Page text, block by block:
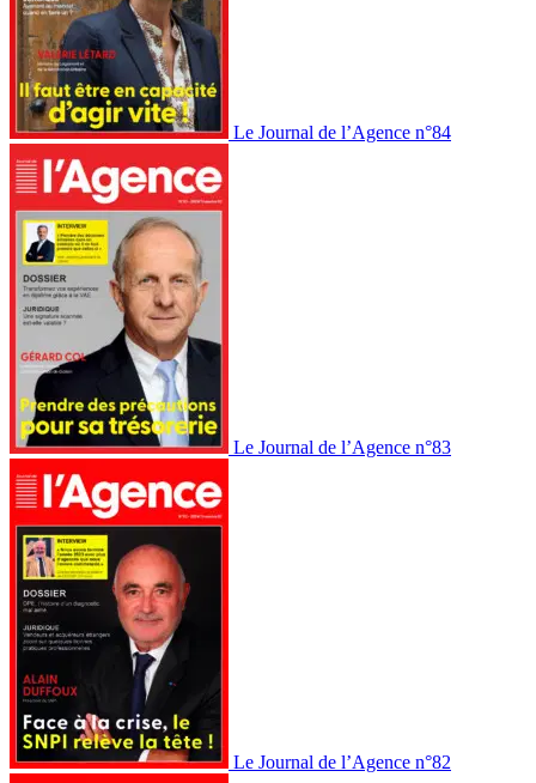
Le Journal de l’Agence n°84
Le Journal de l’Agence n°83
Le Journal de l’Agence n°82